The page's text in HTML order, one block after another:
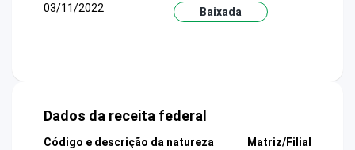
03/11/2022
Baixada
Dados da receita federal
Código e descrição da natureza
Matriz/Filial